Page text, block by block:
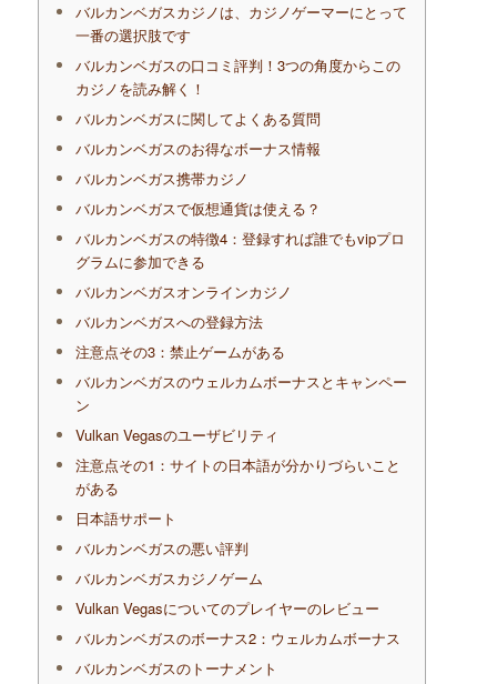
バルカンベガスカジノは、カジノゲーマーにとって
一番の選択肢です
バルカンベガスの口コミ評判！3つの角度からこの
カジノを読み解く！
バルカンベガスに関してよくある質問
バルカンベガスのお得なボーナス情報
バルカンベガス携帯カジノ
バルカンベガスで仮想通貨は使える？
バルカンベガスの特徴4：登録すれば誰でもvipプロ
グラムに参加できる
バルカンベガスオンラインカジノ
バルカンベガスへの登録方法
注意点その3：禁止ゲームがある
バルカンベガスのウェルカムボーナスとキャンペー
ン
Vulkan Vegasのユーザビリティ
注意点その1：サイトの日本語が分かりづらいこと
がある
日本語サポート
バルカンベガスの悪い評判
バルカンベガスカジノゲーム
Vulkan Vegasについてのプレイヤーのレビュー
バルカンベガスのボーナス2：ウェルカムボーナス
バルカンベガスのトーナメント